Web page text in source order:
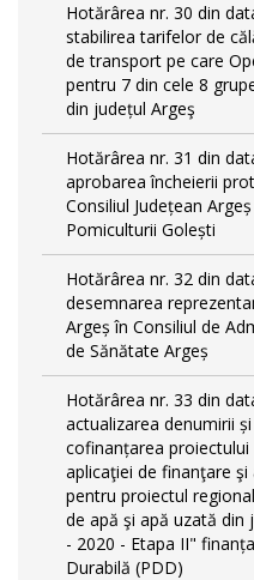
Hotărârea nr. 30 din
stabilirea tarifelor de
de transport pe care
pentru 7 din cele 8
din județul Argeş
Hotărârea nr. 31 din
aprobarea încheierii
Consiliul Județean
Pomiculturii Golești
Hotărârea nr. 32 din
desemnarea
Argeș în Consiliul de
de Sănătate Argeș
Hotărârea nr. 33 din
actualizarea denumirii
cofinanțarea
aplicaţiei de finanţare
pentru proiectul
de apă şi apă uzată din
- 2020 - Etapa II"
Durabilă (PDD)